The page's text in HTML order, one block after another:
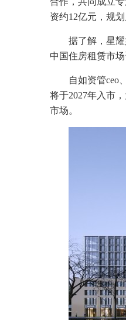
资约12亿元，规
据了解，星
中国住房租赁市
自如资管ceo
将于2027年入市
市场。